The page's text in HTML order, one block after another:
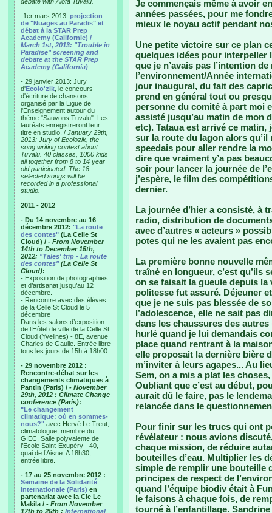
-1er mars 2013: projection
de "Nuages au Paradis" et
débat à la STAR Prep
Academy (Californie) /
March 1st, 2013: "Trouble in
Paradise" screening and
debate at the STAR Prep
Academy (California)
- 29 janvier 2013: Jury
d'Ecolo'zik , le concours
d'écriture de chansons
organisé par la Ligue de
l'Enseignement autour du
thème "Sauvons Tuvalu". Les
lauréats enregistreront leur
titre en studio. / January 29th,
2013: Jury of Ecolozik, the
song writing contest about
Tuvalu. 40 classes, 1000 kids
all together from 8 to 14 year
old participated. The 18
selected songs will be
recorded in a professional
studio.
2011 - 2012
- Du 14 novembre au 16
décembre 2012: "La route
des contes" (La Celle St
Cloud) / - From November
14th to December 15th,
2012: "Tales' trip - La route
des contes"(La Celle St
Cloud):
- Exposition de photographies
et d’artisanat jusqu’au 12
décembre.
- Rencontre avec des élèves
de la Celle St Cloud le 5
décembre
Dans les salons d’exposition
de l’Hôtel de ville de la Celle St
Cloud (Yvelines) - 8E, avenue
Charles de Gaulle. Entrée libre
tous les jours de 15h à 18h00.
- 29 novembre 2012 :
Rencontre-débat sur les
changements climatiques à
Pantin (Paris) / - November
29th, 2012 : Climate Change
conference (Paris):
"Le changement
climatique: où en sommes-
nous?" avec Hervé Le Treut,
climatologue, membre du
GIEC. Salle polyvalente de
l’Ecole Saint-Exupéry - 40,
quai de l’Aisne. A 18h30,
entrée libre.
- 17 au 25 novembre 2012 :
Semaine de la Solidarité
Internationale (Paris) en
partenariat avec la Cie Le
Makila / - From November
17th to 25th : International
Je commençais même à avoir
années passées, pour me
mieux le noyau actif pendant
Une petite victoire sur ce plan
quelques idées pour interpeller
que je n’avais pas l’intention
l’environnement/Année
jour inaugural, du fait des
prend en général tout ou
personne du comité à part moi
assisté jusqu’au matin de mon
etc). Tataua est arrivé ce matin,
sur la route du lagon alors
speedais pour aller rendre la
dire que vraiment y’a pas
soir pour lancer la journée de
j’espère, le film des
dernier.
La journée d’hier a consisté, à
radio, distribution de
avec d’autres « acteurs »
potes qui ne les avaient pas
La première bonne nouvelle
traîné en longueur, c’est qu’ils
on se faisait la gueule depuis
politesse fut assuré. Déjeuner
que je ne suis pas blessée de
l’adolescence, elle ne sait pas
dans les chaussures des
hurlé quand je lui demandais
place quand rentrant à la
elle proposait la dernière bière
m’inviter à leurs agapes... Au
Sem, on a mis a plat les
Oubliant que c’est au début,
aurait dû le faire, pas le
relancée dans le
Pour finir sur les trucs qui ont
révélateur : nous avions
chaque mission, de réduire
bouteilles d’eau. Multiplier les
simple de remplir une bouteille
principes de respect de
quand l’équipe biodiv était à
le faisons à chaque fois, de
tourné à l’enfantillage.